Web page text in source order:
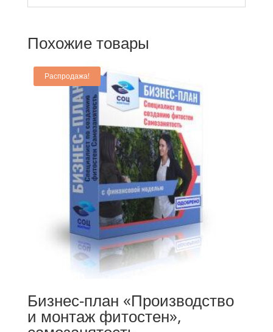
Похожие товары
Распродажа!
Бизнес-план «Производство
и монтаж фитостен»,